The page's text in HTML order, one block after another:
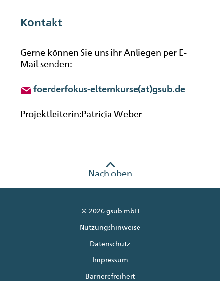
Kontakt
Gerne können Sie uns ihr Anliegen per E-
Mail senden:
foerderfokus-elternkurse(at)gsub.de
Projektleiterin:Patricia Weber
Nach oben
© 2026 gsub mbH
Nutzungshinweise
Datenschutz
Impressum
Barrierefreiheit